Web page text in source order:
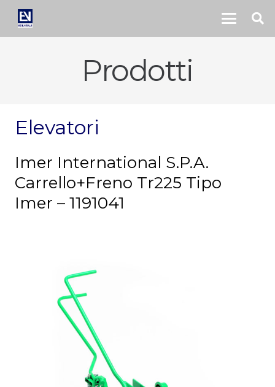
Prodotti
Elevatori
Imer International S.P.A.
Carrello+Freno Tr225 Tipo
Imer – 1191041